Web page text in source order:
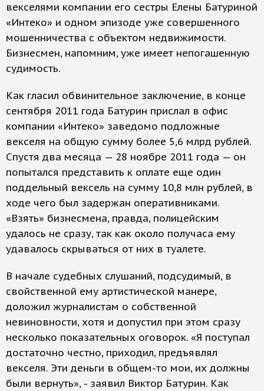
векселями компании его сестры Елены Батуриной
«Интеко» и одном эпизоде уже совершенного
мошенничества с объектом недвижимости.
Бизнесмен, напомним, уже имеет непогашенную
судимость.
Как гласил обвинительное заключение, в конце
сентября 2011 года Батурин прислал в офис
компании «Интеко» заведомо подложные
векселя на общую сумму более 5,6 млрд рублей.
Спустя два месяца — 28 ноябре 2011 года — он
попытался представить к оплате еще один
поддельный вексель на сумму 10,8 млн рублей, в
ходе чего был задержан оперативниками.
«Взять» бизнесмена, правда, полицейским
удалось не сразу, так как около получаса ему
удавалось скрываться от них в туалете.
В начале судебных слушаний, подсудимый, в
свойственной ему артистической манере,
доложил журналистам о собственной
невиновности, хотя и допустил при этом сразу
несколько показательных оговорок. «Я поступал
достаточно честно, приходил, предъявлял
векселя. Эти деньги в общем-то мои, их должны
были вернуть», - заявил Виктор Батурин. Как